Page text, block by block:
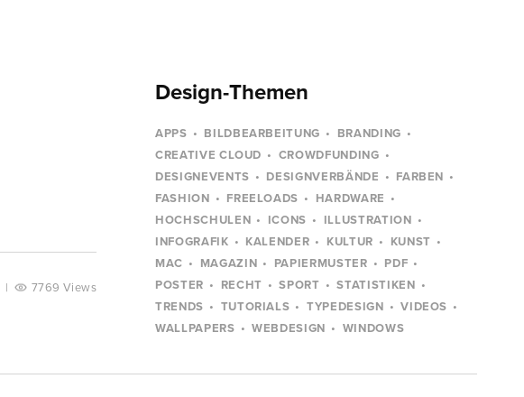
| 7769 Views
Design-Themen
APPS BILDBEARBEITUNG
BRANDING
CREATIVE CLOUD
CROWDFUNDING
DESIGNEVENTS
DESIGNVERBÄNDE
FARBEN
FASHION
FREELOADS
HARDWARE
HOCHSCHULEN
ICONS
ILLUSTRATION
INFOGRAFIK
KALENDER KULTUR
KUNST
MAC
MAGAZIN PAPIERMUSTER
PDF
POSTER
RECHT SPORT
STATISTIKEN
TRENDS
TUTORIALS TYPEDESIGN
VIDEOS
WALLPAPERS
WEBDESIGN WINDOWS